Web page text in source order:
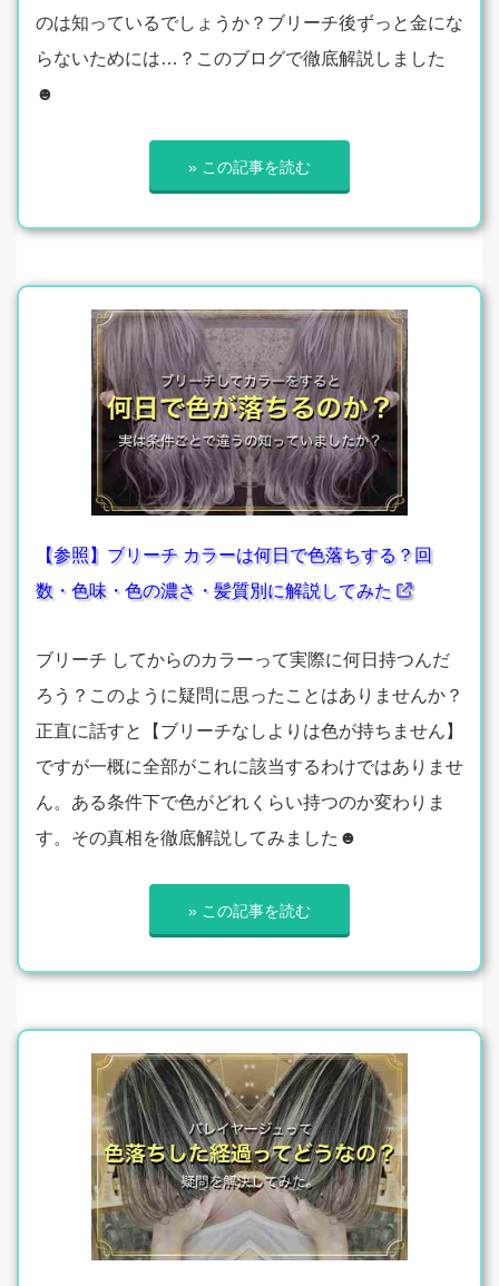
のは知っているでしょうか？ブリーチ後ずっと金にな
らないためには…？このブログで徹底解説しました
☻
» この記事を読む
【参照】ブリーチ カラーは何日で色落ちする？回
数・色味・色の濃さ・髪質別に解説してみた
ブリーチ してからのカラーって実際に何日持つんだ
ろう？このように疑問に思ったことはありませんか？
正直に話すと【ブリーチなしよりは色が持ちません】
ですが一概に全部がこれに該当するわけではありませ
ん。ある条件下で色がどれくらい持つのか変わりま
す。その真相を徹底解説してみました☻
» この記事を読む